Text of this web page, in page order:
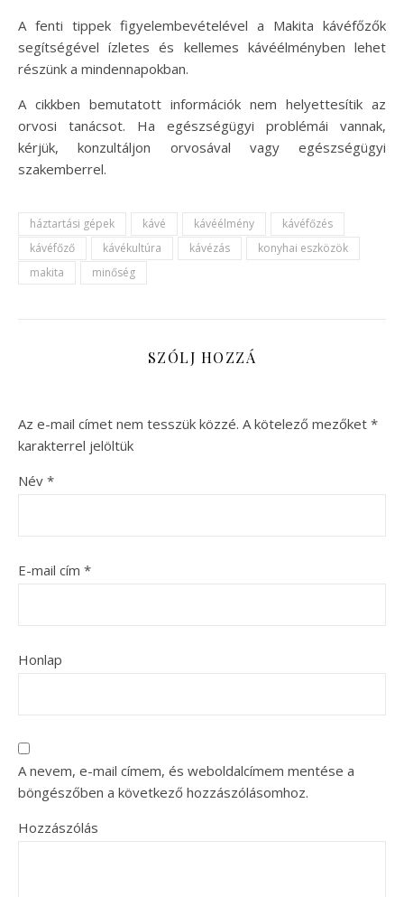
A fenti tippek figyelembevételével a Makita kávéfőzők
segítségével ízletes és kellemes kávéélményben lehet
részünk a mindennapokban.
A cikkben bemutatott információk nem helyettesítik az
orvosi tanácsot. Ha egészségügyi problémái vannak,
kérjük, konzultáljon orvosával vagy egészségügyi
szakemberrel.
háztartási gépek kávé kávéélmény
kávéfőzés
kávéfőző
kávékultúra kávézás
konyhai eszközök
makita
minőség
SZÓLJ HOZZÁ
Az e-mail címet nem tesszük közzé. A kötelező mezőket *
karakterrel jelöltük
Név *
E-mail cím *
Honlap
A nevem, e-mail címem, és weboldalcímem mentése a
böngészőben a következő hozzászólásomhoz.
Hozzászólás